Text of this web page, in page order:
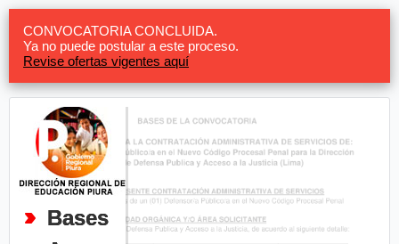
CONVOCATORIA CONCLUIDA.
Ya no puede postular a este proceso.
Revise ofertas vigentes aquí
Bases